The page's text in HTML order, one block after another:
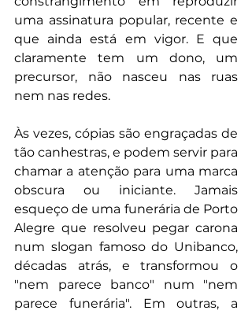
uma assinatura popular, recente e
que ainda está em vigor. E que
claramente tem um dono, um
precursor, não nasceu nas ruas
nem nas redes.
Às vezes, cópias são engraçadas de
tão canhestras, e podem servir para
chamar a atenção para uma marca
obscura ou iniciante. Jamais
esqueço de uma funerária de Porto
Alegre que resolveu pegar carona
num slogan famoso do Unibanco,
décadas atrás, e transformou o
"nem parece banco" num "nem
parece funerária". Em outras, a